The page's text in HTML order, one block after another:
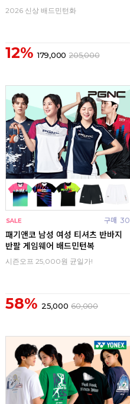
2026 신상 배드민턴화
12% 179,000 205,000
구매 30
패기앤코 남성 여성 티셔츠 반바지
반팔 게임웨어 배드민턴복
시즌오프 25,000원 균일가!
58% 25,000 60,000